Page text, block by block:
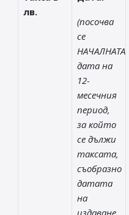
лв.
(посочва
се
НАЧАЛНАТА
дата на
12-
месечния
период,
за който
се дължи
таксата,
съобразно
датата
на
издаване